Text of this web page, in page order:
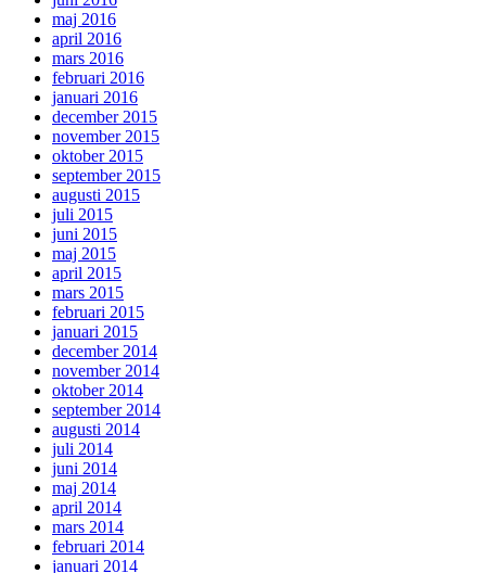
maj 2016
april 2016
mars 2016
februari 2016
januari 2016
december 2015
november 2015
oktober 2015
september 2015
augusti 2015
juli 2015
juni 2015
maj 2015
april 2015
mars 2015
februari 2015
januari 2015
december 2014
november 2014
oktober 2014
september 2014
augusti 2014
juli 2014
juni 2014
maj 2014
april 2014
mars 2014
februari 2014
januari 2014